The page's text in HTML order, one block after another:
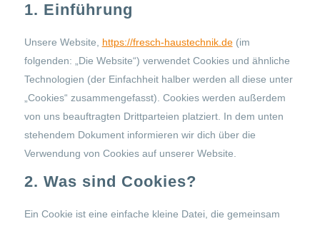
1. Einführung
Unsere Website, https://fresch-haustechnik.de(im
folgenden: „Die Website“) verwendet Cookies und ähnliche
Technologien (der Einfachheit halber werden all diese unter
„Cookies“ zusammengefasst). Cookies werden außerdem
von uns beauftragten Drittparteien platziert. In dem unten
stehendem Dokument informieren wir dich über die
Verwendung von Cookies auf unserer Website.
2. Was sind Cookies?
Ein Cookie ist eine einfache kleine Datei, die gemeinsam